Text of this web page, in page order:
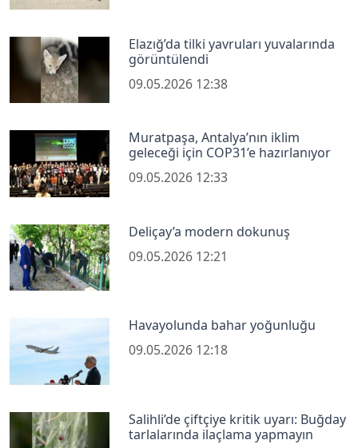
Elazığ’da tilki yavruları yuvalarında
görüntülendi
09.05.2026 12:38
Muratpaşa, Antalya’nın iklim
geleceği için COP31’e hazırlanıyor
09.05.2026 12:33
Deliçay’a modern dokunuş
09.05.2026 12:21
Havayolunda bahar yoğunluğu
09.05.2026 12:18
Salihli’de çiftçiye kritik uyarı: Buğday
tarlalarında ilaçlama yapmayın